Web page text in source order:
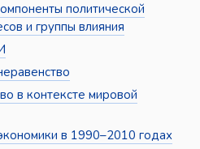
политической
и группы влияния
в контексте мировой
в 1990–2010 годах